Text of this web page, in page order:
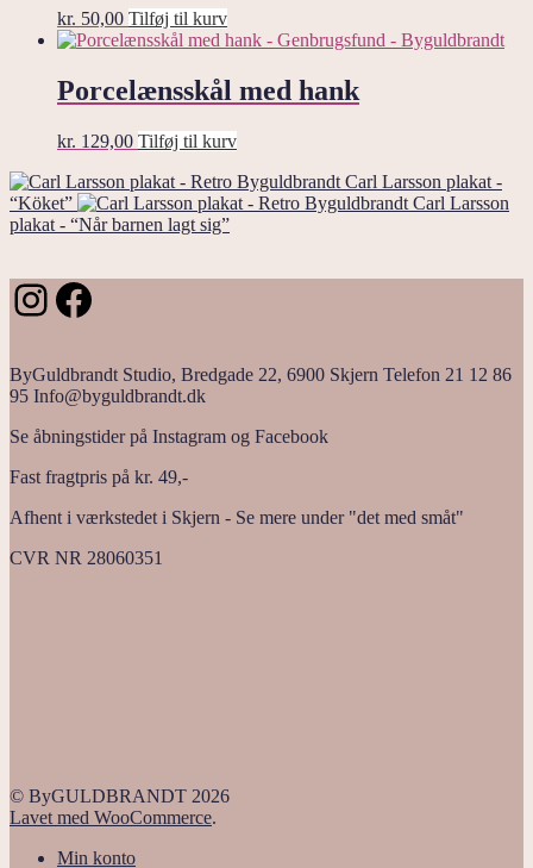
kr. 50,00 Tilføj til kurv
Porcelænsskål med hank
kr. 129,00 Tilføj til kurv
Carl Larsson plakat -
“Köket”
Carl Larsson
plakat - “Når barnen lagt sig”
Instagram
Facebook
ByGuldbrandt Studio, Bredgade 22, 6900 Skjern Telefon 21 12 86
95 Info@byguldbrandt.dk
Se åbningstider på Instagram og Facebook
Fast fragtpris på kr. 49,-
Afhent i værkstedet i Skjern - Se mere under "det med småt"
CVR NR 28060351
© ByGULDBRANDT 2026
Lavet med WooCommerce.
Min konto